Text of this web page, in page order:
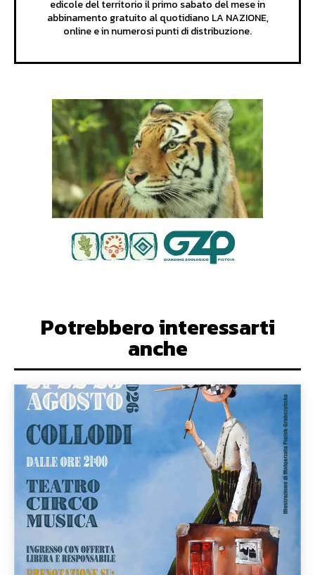
edicole del territorio il primo sabato del mese in
abbinamento gratuito al quotidiano LA NAZIONE,
online e in numerosi punti di distribuzione.
Potrebbero interessarti
anche